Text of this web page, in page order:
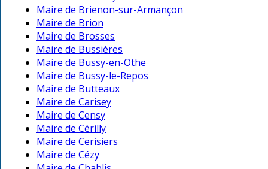
Maire de Brienon-sur-Armançon
Maire de Brion
Maire de Brosses
Maire de Bussières
Maire de Bussy-en-Othe
Maire de Bussy-le-Repos
Maire de Butteaux
Maire de Carisey
Maire de Censy
Maire de Cérilly
Maire de Cerisiers
Maire de Cézy